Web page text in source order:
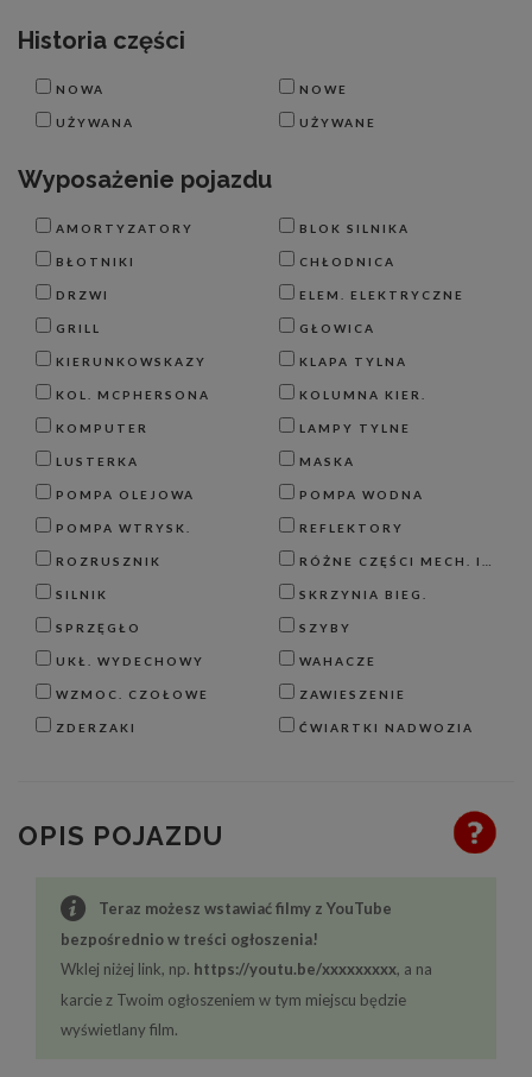
Historia części
NOWA NOWE
UŻYWANA UŻYWANE
Wyposażenie pojazdu
AMORTYZATORY BLOK SILNIKA
BŁOTNIKI CHŁODNICA
DRZWI ELEM. ELEKTRYCZNE
GRILL GŁOWICA
KIERUNKOWSKAZY KLAPA TYLNA
KOL. MCPHERSONA KOLUMNA KIER.
KOMPUTER LAMPY TYLNE
LUSTERKA MASKA
POMPA OLEJOWA POMPA WODNA
POMPA WTRYSK. REFLEKTORY
ROZRUSZNIK RÓŻNE CZĘŚCI MECH. I BLACH.
SILNIK SKRZYNIA BIEG.
SPRZĘGŁO SZYBY
UKŁ. WYDECHOWY WAHACZE
WZMOC. CZOŁOWE ZAWIESZENIE
ZDERZAKI ĆWIARTKI NADWOZIA
OPIS POJAZDU
Teraz możesz wstawiać filmy z YouTube
bezpośrednio w treści ogłoszenia!
Wklej niżej link, np. https://youtu.be/xxxxxxxxx, a na
karcie z Twoim ogłoszeniem w tym miejscu będzie
wyświetlany film.